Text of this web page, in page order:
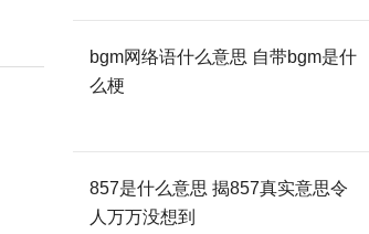
bgm网络语什么意思 自带bgm是什
么梗
857是什么意思 揭857真实意思令
人万万没想到